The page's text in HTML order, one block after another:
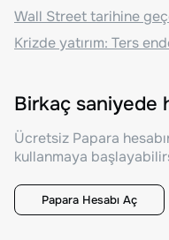
Wall Street tarihine
Krizde yatırım: Ters
Birkaç saniyede
Ücretsiz Papara
kullanmaya
Papara Hesabı Aç